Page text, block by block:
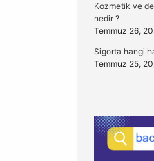
Kozmetik ve
nedir ?
Temmuz 26,
Sigorta hangi
Temmuz 25,